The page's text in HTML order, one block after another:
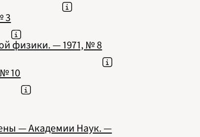
3
физики. — 1971, № 8
10
— Академии Наук. —